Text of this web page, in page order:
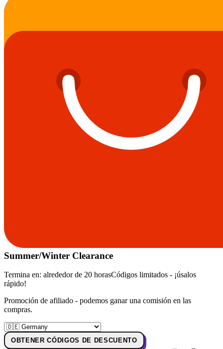
Summer/Winter Clearance
Termina en: alrededor de 20 horasCódigos limitados - ¡úsalos
rápido!
Promoción de afiliado - podemos ganar una comisión en las
compras.
OBTENER CÓDIGOS DE DESCUENTO